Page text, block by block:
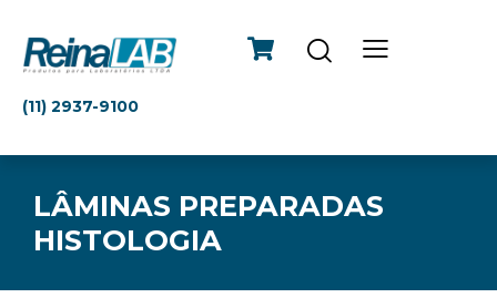
(11) 2937-9100
LÂMINAS PREPARADAS
HISTOLOGIA